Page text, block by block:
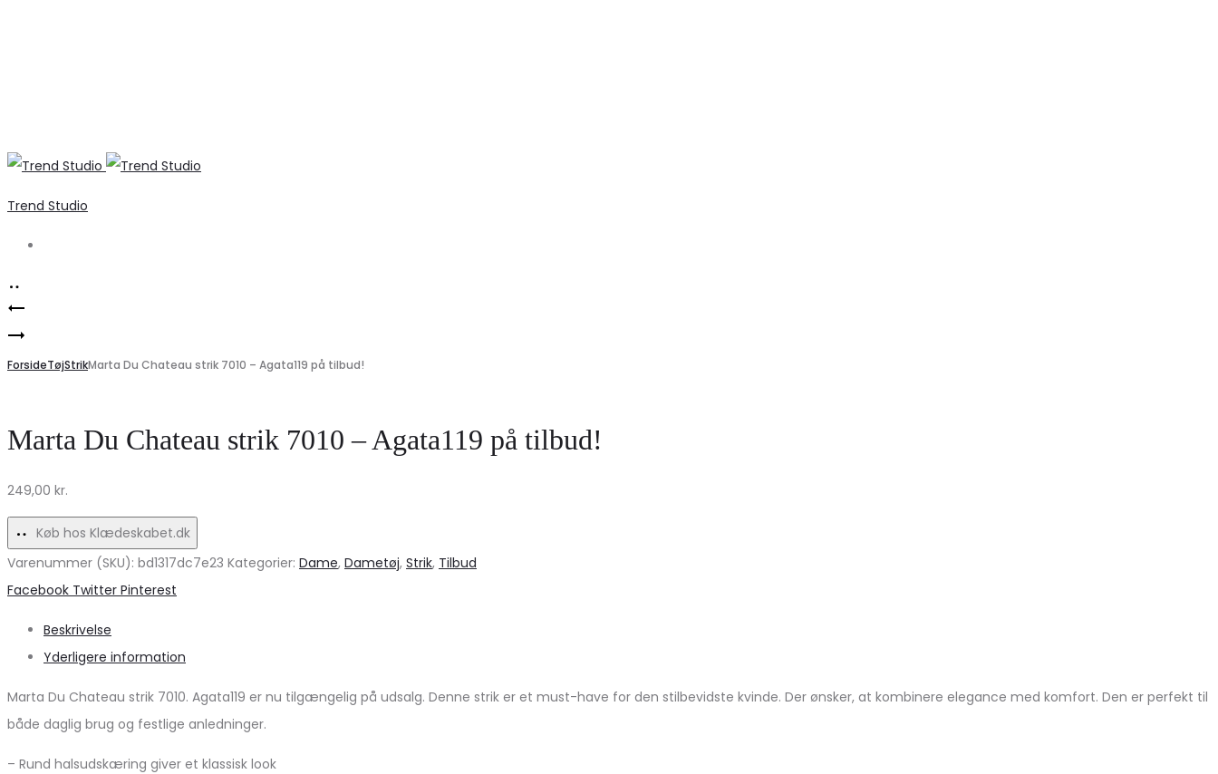
Trend Studio
Product
navigation
VMKATHY
Jeans
Trendy
Striber!
Marta
Du
Nederdel
Teen
Verde
Print
Tilbud
ForsideTøjStrikMarta Du Chateau strik 7010 – Agata119 på tilbud!
Marta Du Chateau strik 7010 – Agata119 på tilbud!
249,00 kr.
Køb hos Klædeskabet.dk
Varenummer (SKU): bd1317dc7e23 Kategorier: Dame, Dametøj, Strik, Tilbud
Share
Facebook Twitter Pinterest
Beskrivelse
Yderligere information
Marta Du Chateau strik 7010. Agata119 er nu tilgængelig på udsalg. Denne strik er et must-have for den stilbevidste kvinde. Der ønsker, at kombinere elegance med komfort. Den er perfekt til
både daglig brug og festlige anledninger.
– Rund halsudskæring giver et klassisk look